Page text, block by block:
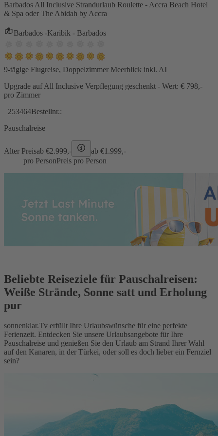
Barbados All Inclusive Strandurlaub Roulette - Accra Beach Hotel
& Spa oder The Abidah by Accra
Barbados -Karibik - Barbados
9-tägige Flugreise, Doppelzimmer Meerblick inkl. AI
Upgrade auf All Inclusive Verpflegung geschenkt - Wert: € 798,-
pro Zimmer
253464Bestellnr.:
Pauschalreise
Alter Preisab €2.999,- ab €1.999,-
pro PersonPreis pro Person
Beliebte Reiseziele für Pauschalreisen:
Weiße Strände, Sonne satt und Erholung
pur
sonnenklar.Tv erfüllt Ihre Urlaubswünsche für eine perfekte
Ferienzeit. Entdecken Sie unsere Urlaubsangebote für Ihre
Pauschalreise und genießen Sie den Urlaub am Strand Ihrer Wahl
auf den Kanaren, in der Türkei, oder soll es doch lieber ein Fernziel
sein?